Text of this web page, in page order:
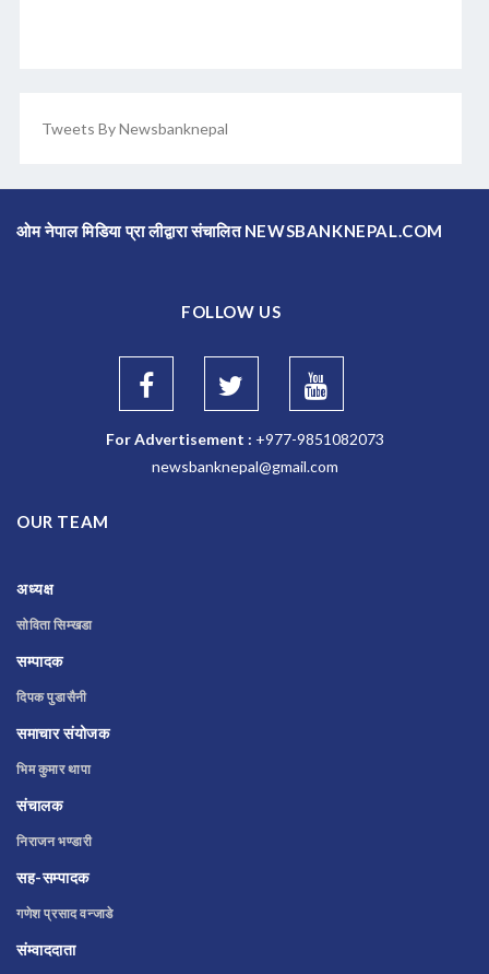
Tweets By Newsbanknepal
ओम नेपाल मिडिया प्रा लीद्वारा संचालित NEWSBANKNEPAL.COM
FOLLOW US
For Advertisement : +977-9851082073
newsbanknepal@gmail.com
OUR TEAM
अध्यक्ष
सोविता सिम्खडा
सम्पादक
दिपक पुडासैनी
समाचार संयोजक
भिम कुमार थापा
संचालक
निराजन भण्डारी
सह-सम्पादक
गणेश प्रसाद वन्जाडे
संम्वाददाता